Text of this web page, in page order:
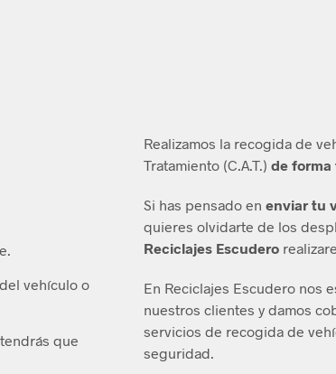
vehículo o
que
Realizamos la recogida de
Tratamiento (C.A.T.) de forma
Si has pensado en enviar tu
quieres olvidarte de los
Reciclajes Escudero
En Reciclajes Escudero nos
nuestros clientes y damos
servicios de recogida de
seguridad.